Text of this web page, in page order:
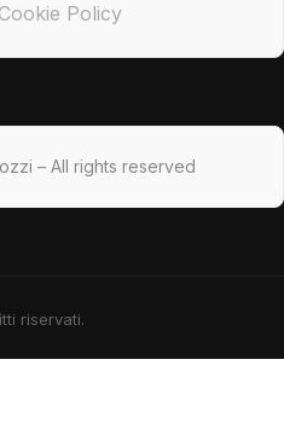
Policy
– All rights reserved
riservati.